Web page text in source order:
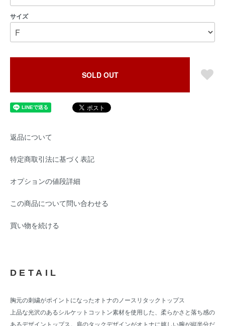
サイズ
SOLD OUT
返品について
特定商取引法に基づく表記
オプションの値段詳細
この商品について問い合わせる
買い物を続ける
DETAIL
胸元の刺繍がポイントになったオトナのノースリタックトップス
上品な光沢のあるシルケットコットン素材を使用した、柔らかさと落ち感の
あるデザイントップス。肩のタックデザインがオトナに嬉しい腕が縦半分だ